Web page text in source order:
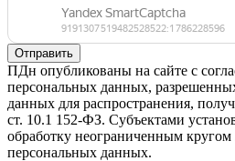
Отправить
ПДн опубликованы на сайте с
персональных данных,
данных для распространения,
ст. 10.1 152-ФЗ. Субъектами
обработку неограниченным
персональных данных.